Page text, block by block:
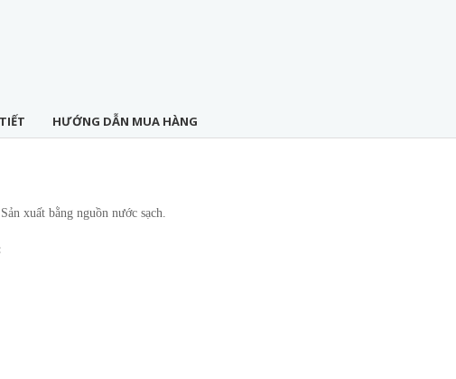
HƯỚNG DẪN MUA HÀNG
xuất bằng nguồn nước sạch.